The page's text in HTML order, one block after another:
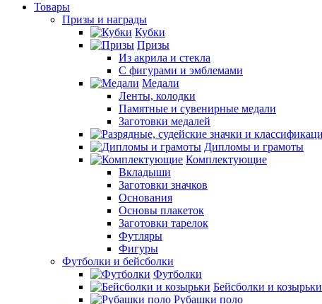
Товары
Призы и награды
Кубки
Призы
Из акрила и стекла
С фигурами и эмблемами
Медали
Ленты, колодки
Памятные и сувенирные медали
Заготовки медалей
Дипломы и грамоты
Комплектующие
Вкладыши
Заготовки значков
Основания
Основы плакеток
Заготовки тарелок
Футляры
Фигуры
Футболки и бейсболки
Футболки
Бейсболки и козырьки
Рубашки поло